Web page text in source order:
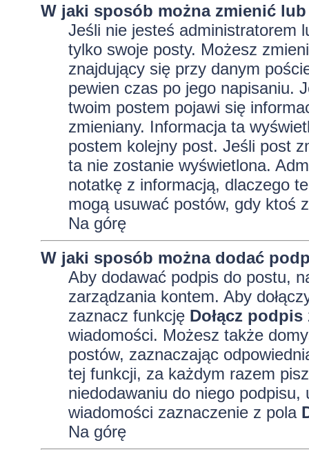
W jaki sposób można zmienić
Jeśli nie jesteś administratorem
tylko swoje posty. Możesz
znajdujący się przy danym
pewien czas po jego napisaniu.
twoim postem pojawi się
zmieniany. Informacja ta
postem kolejny post. Jeśli post
ta nie zostanie wyświetlona.
notatkę z informacją, dlaczego
mogą usuwać postów, gdy ktoś
Na górę
W jaki sposób można dodać
Aby dodawać podpis do postu,
zarządzania kontem. Aby
zaznacz funkcję Dołącz podpis
wiadomości. Możesz także
postów, zaznaczając
tej funkcji, za każdym razem
niedodawaniu do niego
wiadomości zaznaczenie z pola
Na górę